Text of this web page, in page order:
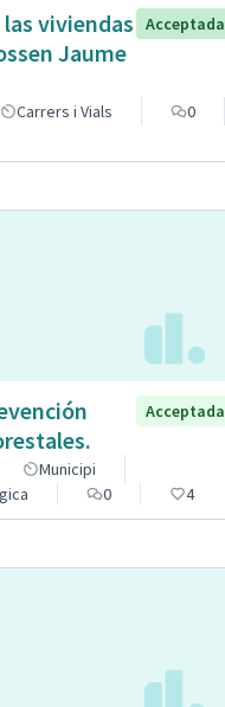
las viviendas
Jaume
Acceptada
Carrers i Vials
0
Acceptada
Municipi
0 4